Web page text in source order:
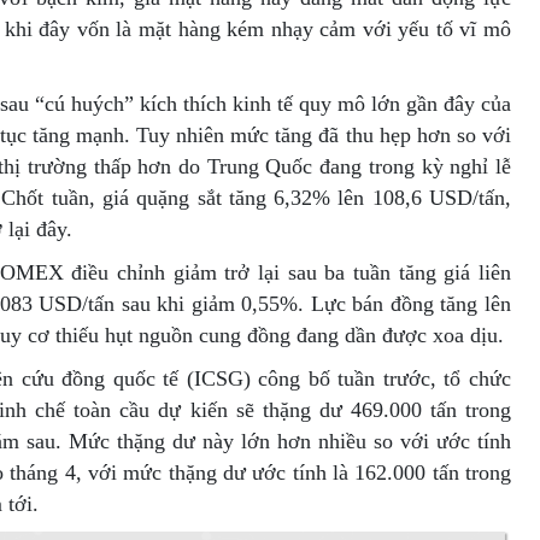
đây vốn là mặt hàng kém nhạy cảm với yếu tố vĩ mô
“cú huých” kích thích kinh tế quy mô lớn gần đây của
tăng mạnh. Tuy nhiên mức tăng đã thu hẹp hơn so với
trường thấp hơn do Trung Quốc đang trong kỳ nghỉ lễ
tuần, giá quặng sắt tăng 6,32% lên 108,6 USD/tấn,
lại đây.
điều chỉnh giảm trở lại sau ba tuần tăng giá liên
USD/tấn sau khi giảm 0,55%. Lực bán đồng tăng lên
cơ thiếu hụt nguồn cung đồng đang dần được xoa dịu.
cứu đồng quốc tế (ICSG) công bố tuần trước, tổ chức
chế toàn cầu dự kiến sẽ thặng dư 469.000 tấn trong
sau. Mức thặng dư này lớn hơn nhiều so với ước tính
tháng 4, với mức thặng dư ước tính là 162.000 tấn trong
tới.